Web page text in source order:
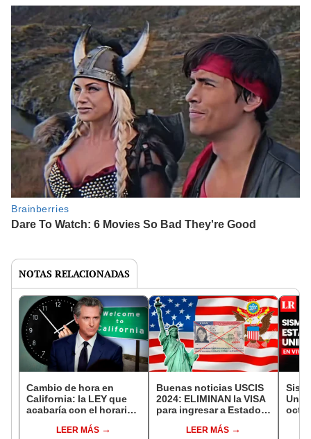
NOTAS RELACIONADAS
Cambio de hora en
California: la LEY que
acabaría con el horario
Unidos este 2024
LEER MÁS
Buenas noticias USCIS
2024: ELIMINAN la VISA
para ingresar a Estados
inmigrantes
LEER MÁS